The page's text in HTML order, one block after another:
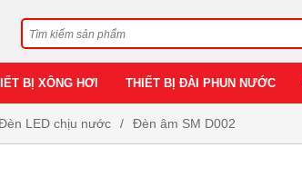
BỊ XÔNG HƠI THIẾT BỊ ĐÀI PHUN NƯỚC
LED chịu nước Đèn âm SM D002